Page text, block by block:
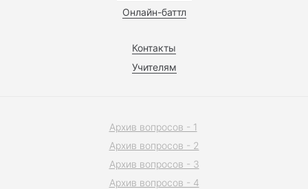
Онлайн-баттл
Контакты
Учителям
Архив вопросов - 1
Архив вопросов - 2
Архив вопросов - 3
Архив вопросов - 4